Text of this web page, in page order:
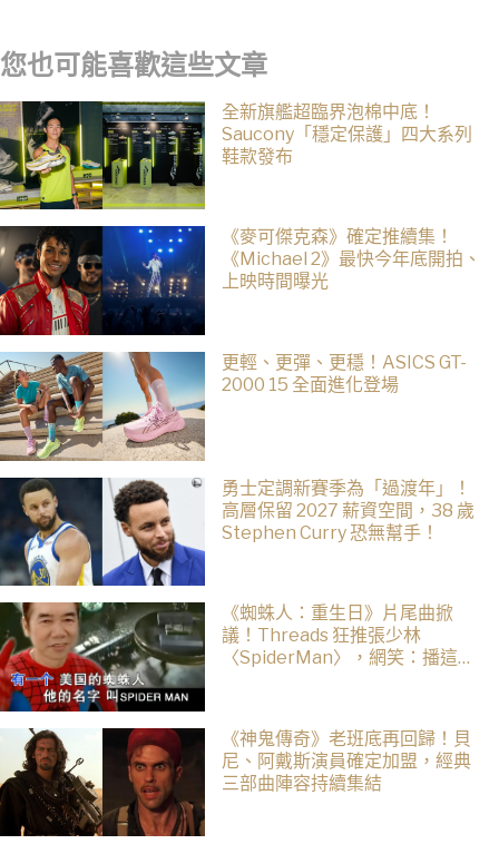
您也可能喜歡這些文章
全新旗艦超臨界泡棉中底！
Saucony「穩定保護」四大系列
鞋款發布
《麥可傑克森》確定推續集！
《Michael 2》最快今年底開拍、
上映時間曝光
更輕、更彈、更穩！ASICS GT-
2000 15 全面進化登場
勇士定調新賽季為「過渡年」！
高層保留 2027 薪資空間，38 歲
Stephen Curry 恐無幫手！
《蜘蛛人：重生日》片尾曲掀
議！Threads 狂推張少林
〈SpiderMan〉，網笑：播這個
《神鬼傳奇》老班底再回歸！貝
尼、阿戴斯演員確定加盟，經典
三部曲陣容持續集結